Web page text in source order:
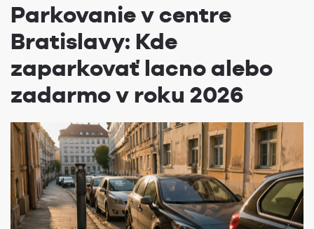
Parkovanie v centre
Bratislavy: Kde
zaparkovať lacno alebo
zadarmo v roku 2026